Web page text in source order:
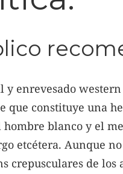
y enrevesado
que constituye una
hombre blanco y el
etcétera. Aunque
crepusculares de